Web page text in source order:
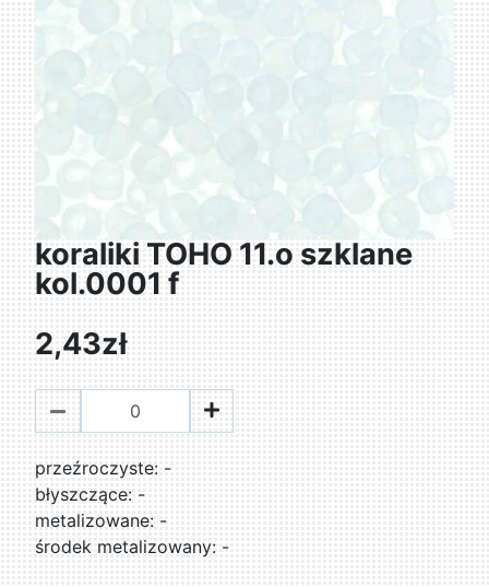
koraliki TOHO 11.o szklane
kol.0001 f
2,43zł
przeźroczyste: -
błyszczące: -
metalizowane: -
środek metalizowany: -